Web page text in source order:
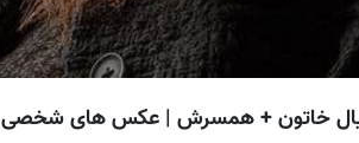
سریال خاتون + همسرش | عکس های شخصی